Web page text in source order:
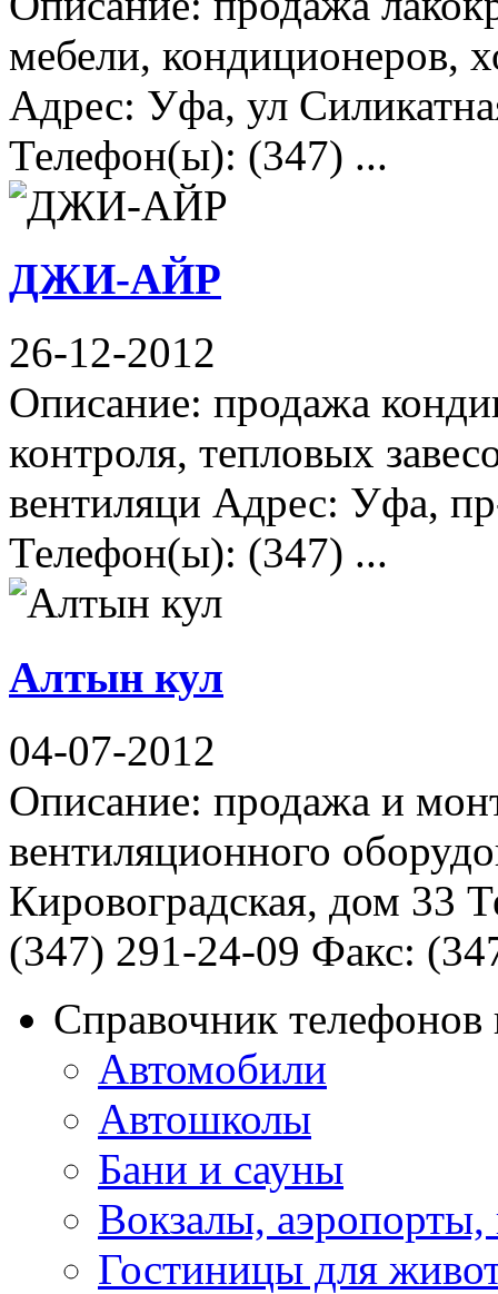
мебели, кондиционеров,
Адрес: Уфа, ул
Телефон(ы): (347) ...
ДЖИ-АЙР
26-12-2012
Описание: продажа
контроля, тепловых
вентиляци Адрес: Уфа,
Телефон(ы): (347) ...
Алтын кул
04-07-2012
Описание: продажа и
вентиляционного
Кировоградская, дом 33
(347) 291-24-09 Факс:
Справочник
Автомобили
Автошколы
Бани и сауны
Вокзалы,
Гостиницы для